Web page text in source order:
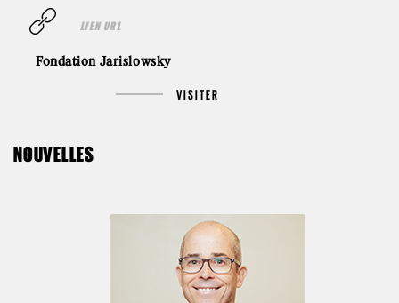
LIEN URL
Fondation Jarislowsky
VISITER
NOUVELLES